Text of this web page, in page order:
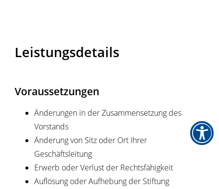
Leistungsdetails
Voraussetzungen
Änderungen in der Zusammensetzung des
Vorstands
Änderung von Sitz oder Ort Ihrer
Geschäftsleitung
Erwerb oder Verlust der Rechtsfähigkeit
Auflösung oder Aufhebung der Stiftung